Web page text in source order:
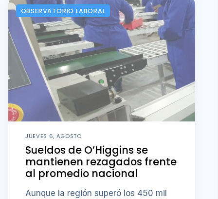
OBSERVATORIO LABORAL
JUEVES 6, AGOSTO
Sueldos de O’Higgins se
mantienen rezagados frente
al promedio nacional
Aunque la región superó los 450 mil